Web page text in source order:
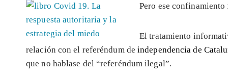
Pero ese confinamiento
El tratamiento
relación con el referéndum deindependencia de
que no hablase del “referéndum ilegal”.